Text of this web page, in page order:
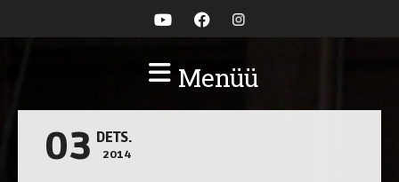
Menüü
03 DETS.
2014